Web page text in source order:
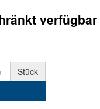
Stück